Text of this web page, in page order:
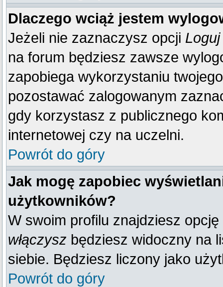
Dlaczego wciąż jestem
Jeżeli nie zaznaczysz opcji
na forum będziesz zawsze
zapobiega wykorzystaniu
pozostawać zalogowanym
gdy korzystasz z publicznego
internetowej czy na uczelni.
Powrót do góry
Jak mogę zapobiec
użytkowników?
W swoim profilu znajdziesz opcję
włączysz będziesz widoczny na
siebie. Będziesz liczony jako
Powrót do góry